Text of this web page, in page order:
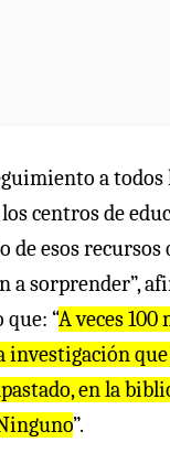
a todos
centros de
de esos recursos
a sorprender”,
que: “A veces 100
investigación
en la
”.